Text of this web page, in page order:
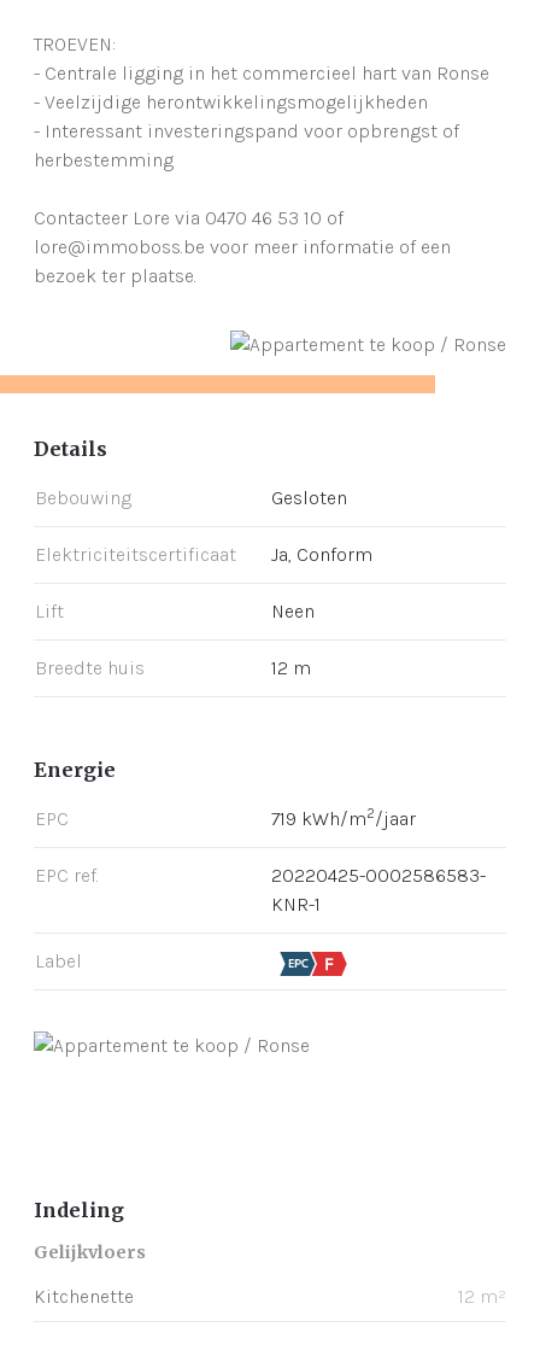
TROEVEN:
- Centrale ligging in het commercieel hart van Ronse
- Veelzijdige herontwikkelingsmogelijkheden
- Interessant investeringspand voor opbrengst of
herbestemming
Contacteer Lore via 0470 46 53 10 of
lore@immoboss.be voor meer informatie of een
bezoek ter plaatse.
Details
Bebouwing Gesloten
Elektriciteitscertificaat Ja, Conform
Lift Neen
Breedte huis 12 m
Energie
EPC 719 kWh/m2/jaar
EPC ref.
20220425-0002586583-
KNR-1
Label
Indeling
Gelijkvloers
Kitchenette 12 m²